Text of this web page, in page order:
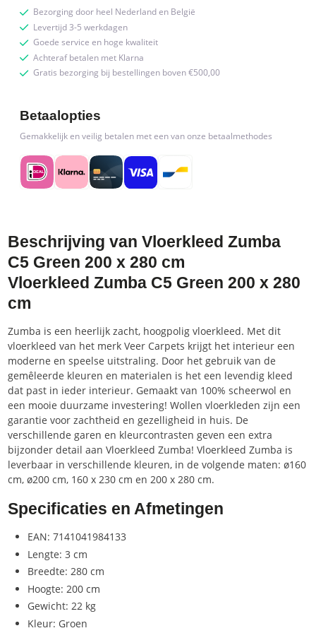
Bezorging door heel Nederland en België
Levertijd 3-5 werkdagen
Goede service en hoge kwaliteit
Achteraf betalen met Klarna
Gratis bezorging bij bestellingen boven €500,00
Betaalopties
Gemakkelijk en veilig betalen met een van onze betaalmethodes
Beschrijving van Vloerkleed Zumba
C5 Green 200 x 280 cm
Vloerkleed Zumba C5 Green 200 x 280
cm
Zumba is een heerlijk zacht, hoogpolig vloerkleed. Met dit
vloerkleed van het merk Veer Carpets krijgt het interieur een
moderne en speelse uitstraling. Door het gebruik van de
gemêleerde kleuren en materialen is het een levendig kleed
dat past in ieder interieur. Gemaakt van 100% scheerwol en
een mooie duurzame investering! Wollen vloerkleden zijn een
garantie voor zachtheid en gezelligheid in huis. De
verschillende garen en kleurcontrasten geven een extra
bijzonder detail aan Vloerkleed Zumba! Vloerkleed Zumba is
leverbaar in verschillende kleuren, in de volgende maten: ø160
cm, ø200 cm, 160 x 230 cm en 200 x 280 cm.
Specificaties en Afmetingen
EAN: 7141041984133
Lengte: 3 cm
Breedte: 280 cm
Hoogte: 200 cm
Gewicht: 22 kg
Kleur: Groen